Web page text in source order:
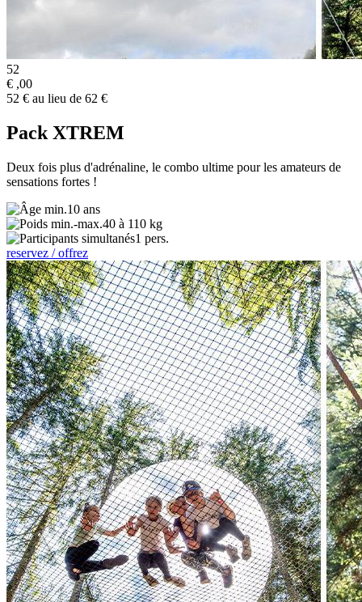
52
€ ,00
52 € au lieu de 62 €
Pack XTREM
Deux fois plus d'adrénaline, le combo ultime pour les amateurs de
sensations fortes !
10 ans
40 à 110 kg
1 pers.
reservez / offrez